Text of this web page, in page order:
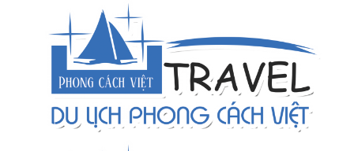
Nhân viên kinh doanh Khách sạn